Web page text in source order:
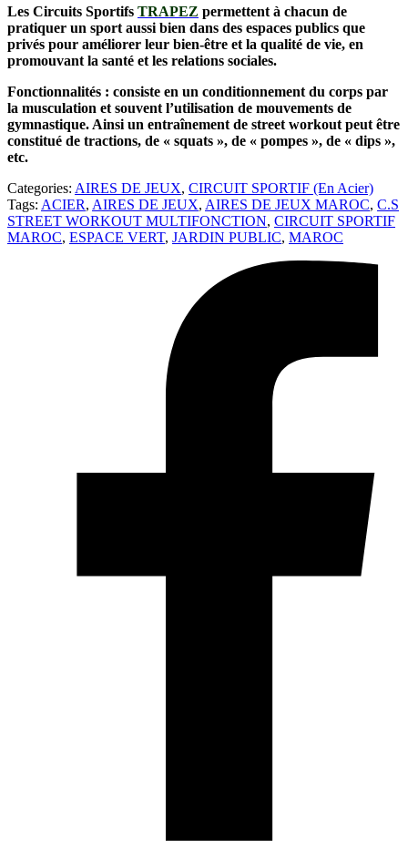
Les Circuits Sportifs TRAPEZ permettent à chacun de
pratiquer un sport aussi bien dans des espaces publics que
privés pour améliorer leur bien-être et la qualité de vie, en
promouvant la santé et les relations sociales.
Fonctionnalités : consiste en un conditionnement du corps par
la musculation et souvent l’utilisation de mouvements de
gymnastique. Ainsi un entraînement de street workout peut être
constitué de tractions, de « squats », de « pompes », de « dips »,
etc.
Categories: AIRES DE JEUX, CIRCUIT SPORTIF (En Acier)
Tags: ACIER, AIRES DE JEUX, AIRES DE JEUX MAROC, C.S
STREET WORKOUT MULTIFONCTION, CIRCUIT SPORTIF
MAROC, ESPACE VERT, JARDIN PUBLIC, MAROC